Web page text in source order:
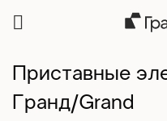
Приставные
Гранд/Grand